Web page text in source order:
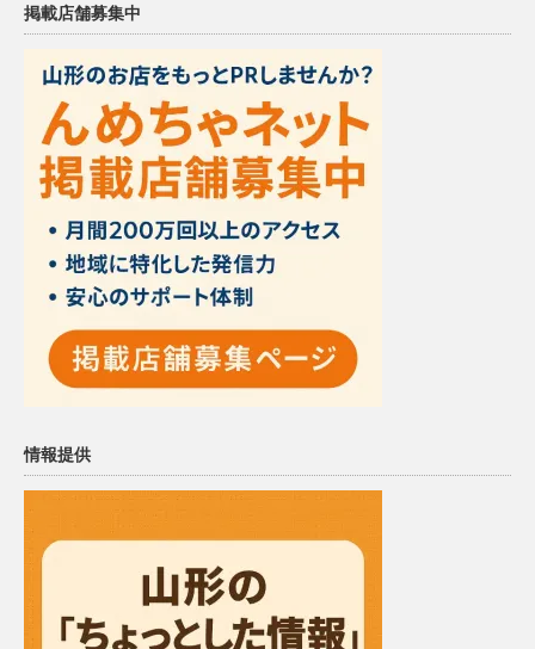
掲載店舗募集中
情報提供